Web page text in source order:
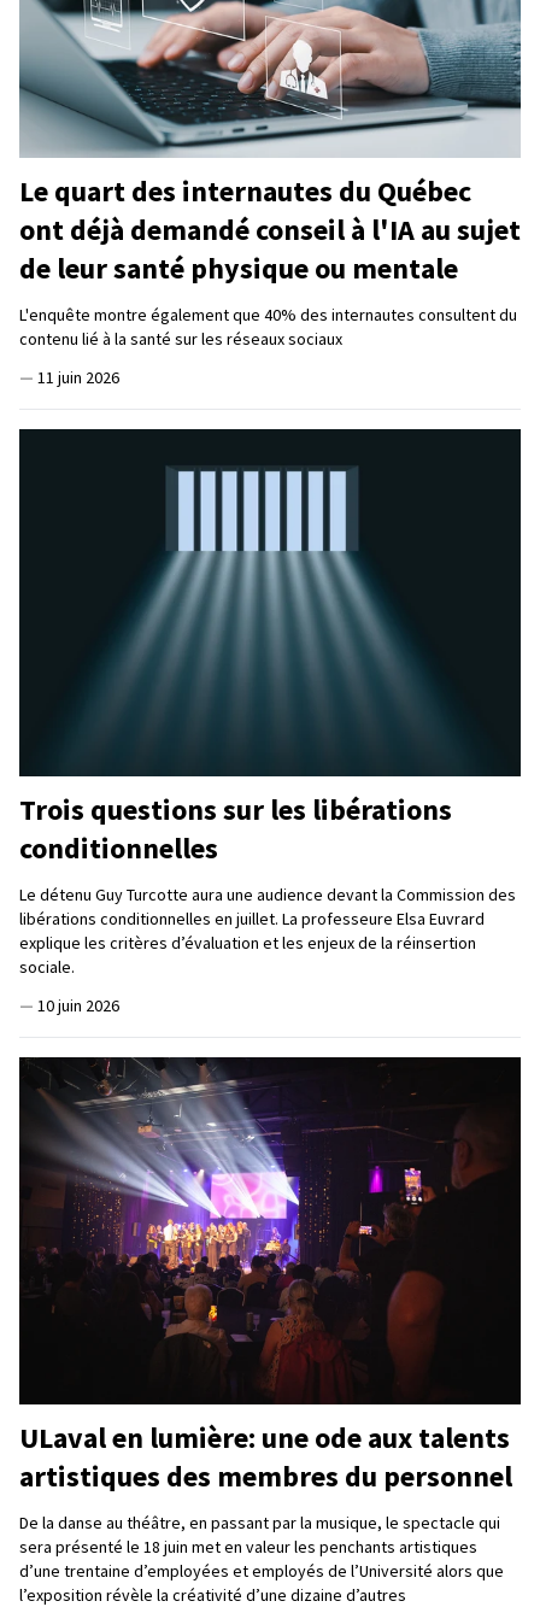
Le quart des internautes du Québec
ont déjà demandé conseil à l'IA au sujet
de leur santé physique ou mentale
L'enquête montre également que 40% des internautes consultent du
contenu lié à la santé sur les réseaux sociaux
— 11 juin 2026
Trois questions sur les libérations
conditionnelles
Le détenu Guy Turcotte aura une audience devant la Commission des
libérations conditionnelles en juillet. La professeure Elsa Euvrard
explique les critères d’évaluation et les enjeux de la réinsertion
sociale.
— 10 juin 2026
ULaval en lumière: une ode aux talents
artistiques des membres du personnel
De la danse au théâtre, en passant par la musique, le spectacle qui
sera présenté le 18 juin met en valeur les penchants artistiques
d’une trentaine d’employées et employés de l’Université alors que
l’exposition révèle la créativité d’une dizaine d’autres